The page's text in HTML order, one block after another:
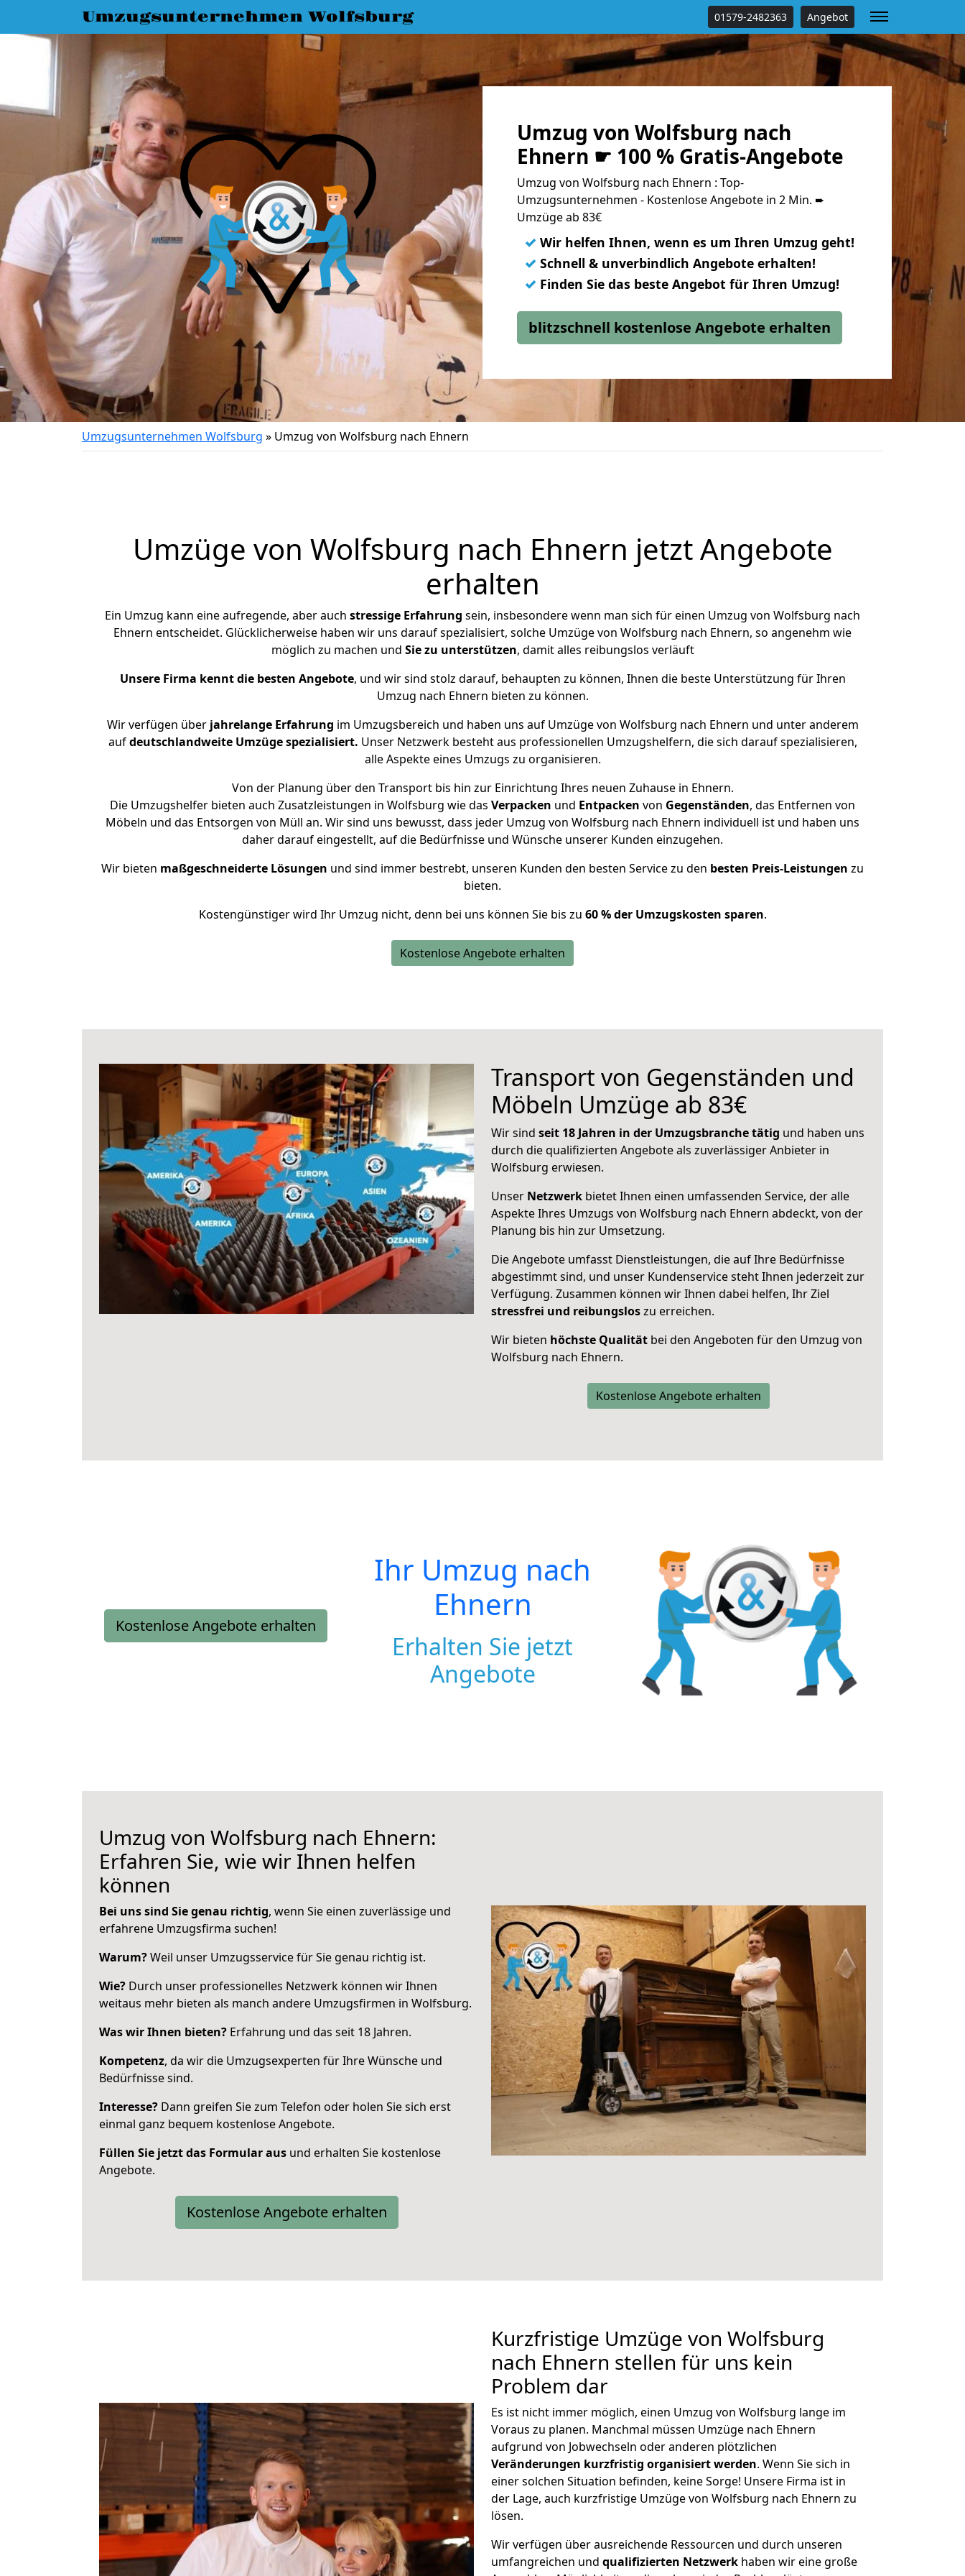
Umzugsunternehmen Wolfsburg 01579-2482363 Angebot
Umzug von Wolfsburg nach
Ehnern ☛ 100 % Gratis-Angebote
Umzug von Wolfsburg nach Ehnern : Top-
Umzugsunternehmen - Kostenlose Angebote in 2 Min. ➨
Umzüge ab 83€
✓ Wir helfen Ihnen, wenn es um Ihren Umzug geht!
✓ Schnell & unverbindlich Angebote erhalten!
✓ Finden Sie das beste Angebot für Ihren Umzug!
blitzschnell kostenlose Angebote erhalten
Umzugsunternehmen Wolfsburg » Umzug von Wolfsburg nach Ehnern
Umzüge von Wolfsburg nach Ehnern jetzt Angebote
erhalten
Ein Umzug kann eine aufregende, aber auch stressige Erfahrung sein, insbesondere wenn man sich für einen Umzug von Wolfsburg nach
Ehnern entscheidet. Glücklicherweise haben wir uns darauf spezialisiert, solche Umzüge von Wolfsburg nach Ehnern, so angenehm wie
möglich zu machen und Sie zu unterstützen, damit alles reibungslos verläuft
Unsere Firma kennt die besten Angebote, und wir sind stolz darauf, behaupten zu können, Ihnen die beste Unterstützung für Ihren
Umzug nach Ehnern bieten zu können.
Wir verfügen überjahrelange Erfahrung im Umzugsbereich und haben uns auf Umzüge von Wolfsburg nach Ehnern und unter anderem
aufdeutschlandweite Umzüge spezialisiert. Unser Netzwerk besteht aus professionellen Umzugshelfern, die sich darauf spezialisieren,
alle Aspekte eines Umzugs zu organisieren.
Von der Planung über den Transport bis hin zur Einrichtung Ihres neuen Zuhause in Ehnern.
Die Umzugshelfer bieten auch Zusatzleistungen in Wolfsburg wie das Verpacken und Entpacken von Gegenständen, das Entfernen von
Möbeln und das Entsorgen von Müll an. Wir sind uns bewusst, dass jeder Umzug von Wolfsburg nach Ehnern individuell ist und haben uns
daher darauf eingestellt, auf die Bedürfnisse und Wünsche unserer Kunden einzugehen.
Wir bieten maßgeschneiderte Lösungen und sind immer bestrebt, unseren Kunden den besten Service zu den besten Preis-Leistungen zu
bieten.
Kostengünstiger wird Ihr Umzug nicht, denn bei uns können Sie bis zu 60 % der Umzugskosten sparen.
Kostenlose Angebote erhalten
Transport von Gegenständen und
Möbeln Umzüge ab 83€
Wir sind seit 18 Jahren in der Umzugsbranche tätig und haben uns
durch die qualifizierten Angebote als zuverlässiger Anbieter in
Wolfsburg erwiesen.
Unser Netzwerk bietet Ihnen einen umfassenden Service, der alle
Aspekte Ihres Umzugs von Wolfsburg nach Ehnern abdeckt, von der
Planung bis hin zur Umsetzung.
Die Angebote umfasst Dienstleistungen, die auf Ihre Bedürfnisse
abgestimmt sind, und unser Kundenservice steht Ihnen jederzeit zur
Verfügung. Zusammen können wir Ihnen dabei helfen, Ihr Ziel
stressfrei und reibungsloszu erreichen.
Wir bieten höchste Qualität bei den Angeboten für den Umzug von
Wolfsburg nach Ehnern.
Kostenlose Angebote erhalten
Kostenlose Angebote erhalten
Ihr Umzug nach
Ehnern
Erhalten Sie jetzt
Angebote
Umzug von Wolfsburg nach Ehnern:
Erfahren Sie, wie wir Ihnen helfen
können
Bei uns sind Sie genau richtig, wenn Sie einen zuverlässige und
erfahrene Umzugsfirma suchen!
Warum?Weil unser Umzugsservice für Sie genau richtig ist.
Wie? Durch unser professionelles Netzwerk können wir Ihnen
weitaus mehr bieten als manch andere Umzugsfirmen in Wolfsburg.
Was wir Ihnen bieten? Erfahrung und das seit 18 Jahren.
Kompetenz, da wir die Umzugsexperten für Ihre Wünsche und
Bedürfnisse sind.
Interesse? Dann greifen Sie zum Telefon oder holen Sie sich erst
einmal ganz bequem kostenlose Angebote.
Füllen Sie jetzt das Formular aus und erhalten Sie kostenlose
Angebote.
Kostenlose Angebote erhalten
Kurzfristige Umzüge von Wolfsburg
nach Ehnern stellen für uns kein
Problem dar
Es ist nicht immer möglich, einen Umzug von Wolfsburg lange im
Voraus zu planen. Manchmal müssen Umzüge nach Ehnern
aufgrund von Jobwechseln oder anderen plötzlichen
Veränderungen kurzfristig organisiert werden. Wenn Sie sich in
einer solchen Situation befinden, keine Sorge! Unsere Firma ist in
der Lage, auch kurzfristige Umzüge von Wolfsburg nach Ehnern zu
lösen.
Wir verfügen über ausreichende Ressourcen und durch unseren
umfangreichen und qualifizierten Netzwerk haben wir eine große